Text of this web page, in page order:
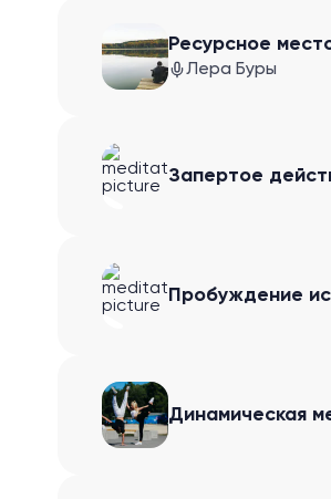
Ресурсное
Лера Буры
Запертое
Пробуждение
Динамическая